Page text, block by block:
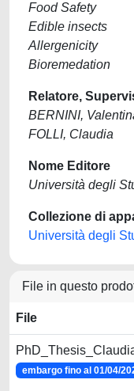
Food Safety
Edible insects
Allergenicity
Bioremedation
Relatore,
BERNINI,
FOLLI, Claudia
Nome Editore
Università degli
Collezione di
Università degli
File in questo
File
embargo fino al 01/04/